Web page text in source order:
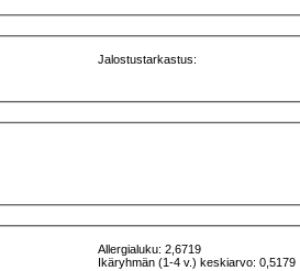
Jalostustarkastus:
Allergialuku: 2,6719
Ikäryhmän (1-4 v.) keskiarvo: 0,5179